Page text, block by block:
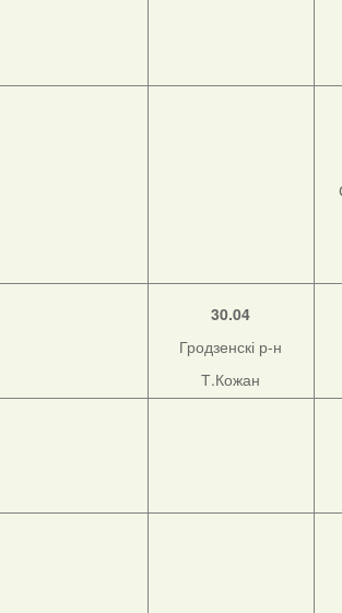
30.04
Гродзенскі р-н
Т.Кожан